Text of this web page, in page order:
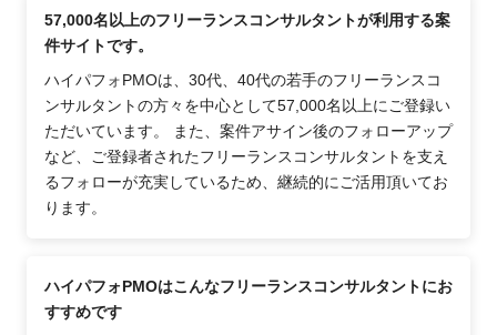
57,000名以上のフリーランスコンサルタントが利用する案
件サイトです。
ハイパフォPMOは、30代、40代の若手のフリーランスコ
ンサルタントの方々を中心として57,000名以上にご登録い
ただいています。 また、案件アサイン後のフォローアップ
など、ご登録者されたフリーランスコンサルタントを支え
るフォローが充実しているため、継続的にご活用頂いてお
ります。
ハイパフォPMOはこんなフリーランスコンサルタントにお
すすめです